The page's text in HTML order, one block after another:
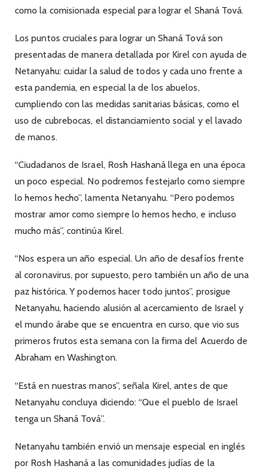
como la comisionada especial para lograr el Shaná Tová.
Los puntos cruciales para lograr un Shaná Tová son
presentadas de manera detallada por Kirel con ayuda de
Netanyahu: cuidar la salud de todos y cada uno frente a
esta pandemia, en especial la de los abuelos,
cumpliendo con las medidas sanitarias básicas, como el
uso de cubrebocas, el distanciamiento social y el lavado
de manos.
“Ciudadanos de Israel, Rosh Hashaná llega en una época
un poco especial. No podremos festejarlo como siempre
lo hemos hecho”, lamenta Netanyahu. “Pero podemos
mostrar amor como siempre lo hemos hecho, e incluso
mucho más”, continúa Kirel.
“Nos espera un año especial. Un año de desafíos frente
al coronavirus, por supuesto, pero también un año de una
paz histórica. Y podemos hacer todo juntos”, prosigue
Netanyahu, haciendo alusión al acercamiento de Israel y
el mundo árabe que se encuentra en curso, que vio sus
primeros frutos esta semana con la firma del Acuerdo de
Abraham en Washington.
“Está en nuestras manos”, señala Kirel, antes de que
Netanyahu concluya diciendo: “Que el pueblo de Israel
tenga un Shaná Tová”.
Netanyahu también envió un mensaje especial en inglés
por Rosh Hashaná a las comunidades judías de la